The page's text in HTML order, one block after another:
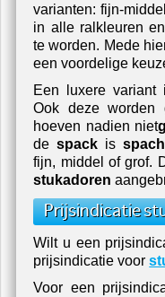
varianten: fijn-
in alle ralkleuren
te worden. Mede
een voordelige
Een luxere variant
Ook deze worden
hoeven nadien niet
despack is
fijn, middel of grof.
stukadoren
Prijsindicatie
Wilt u een
prijsindicatie voor
Voor een